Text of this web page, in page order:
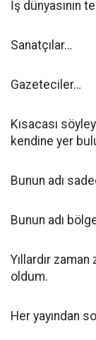
İş dünyasının
Sanatçılar…
Gazeteciler…
Kısacası
kendine yer
Bunun adı
Bunun adı
Yıllardır
oldum.
Her yayından